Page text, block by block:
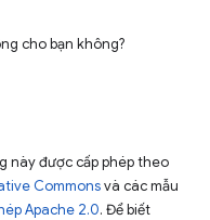
cho bạn không?
này được cấp phép theo
Commonsvà các mẫu
Apache 2.0. Để biết